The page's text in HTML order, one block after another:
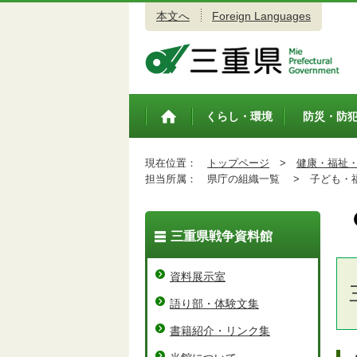
本文へ Foreign Languages
トップペ
くらし・環境 防災・防
現在位置： トップページ >
健康・福祉
担当所属：
県庁の組織一覧 > 子ども
三重県戦争資料館
資料展示室
語り部・体験文集
書籍紹介・リンク集